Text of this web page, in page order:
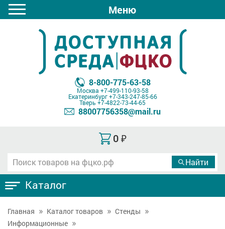
Меню
8-800-775-63-58
Москва +7-499-110-93-58
Екатеринбург+7-343-247-85-66
Тверь +7-4822-73-44-65
88007756358@mail.ru
0 ₽
Каталог
Главная Каталог товаров
Стенды
Информационные